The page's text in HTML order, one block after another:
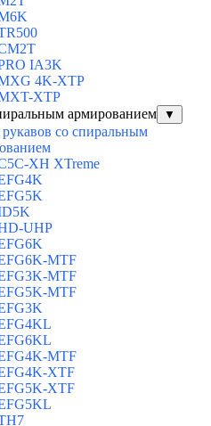
IA3K
4K-XTP
XTP
армированием
▼
со спиральным
XH XTreme
UHP
MTF
MTF
MTF
MTF
XTF
XTF